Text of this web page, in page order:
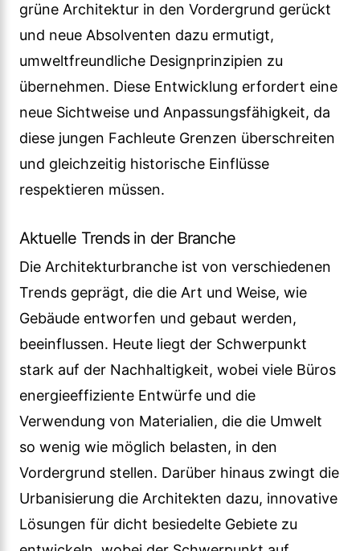
grüne Architektur in den Vordergrund gerückt
und neue Absolventen dazu ermutigt,
umweltfreundliche Designprinzipien zu
übernehmen. Diese Entwicklung erfordert eine
neue Sichtweise und Anpassungsfähigkeit, da
diese jungen Fachleute Grenzen überschreiten
und gleichzeitig historische Einflüsse
respektieren müssen.
Aktuelle Trends in der Branche
Die Architekturbranche ist von verschiedenen
Trends geprägt, die die Art und Weise, wie
Gebäude entworfen und gebaut werden,
beeinflussen. Heute liegt der Schwerpunkt
stark auf der Nachhaltigkeit, wobei viele Büros
energieeffiziente Entwürfe und die
Verwendung von Materialien, die die Umwelt
so wenig wie möglich belasten, in den
Vordergrund stellen. Darüber hinaus zwingt die
Urbanisierung die Architekten dazu, innovative
Lösungen für dicht besiedelte Gebiete zu